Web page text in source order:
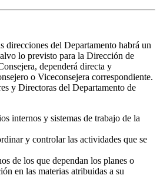
direcciones del Departamento habrá un
lo previsto para la Dirección de
dependerá directa y
o Viceconsejera correspondiente.
y Directoras del Departamento de
internos y sistemas de trabajo de la
y controlar las actividades que se
de los que dependan los planes o
en las materias atribuidas a su